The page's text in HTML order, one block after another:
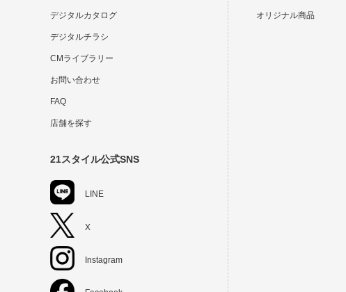
デジタルカタログ
デジタルチラシ
CMライブラリー
お問い合わせ
FAQ
店舗を探す
21スタイル公式SNS
LINE
X
Instagram
オリジナル商品